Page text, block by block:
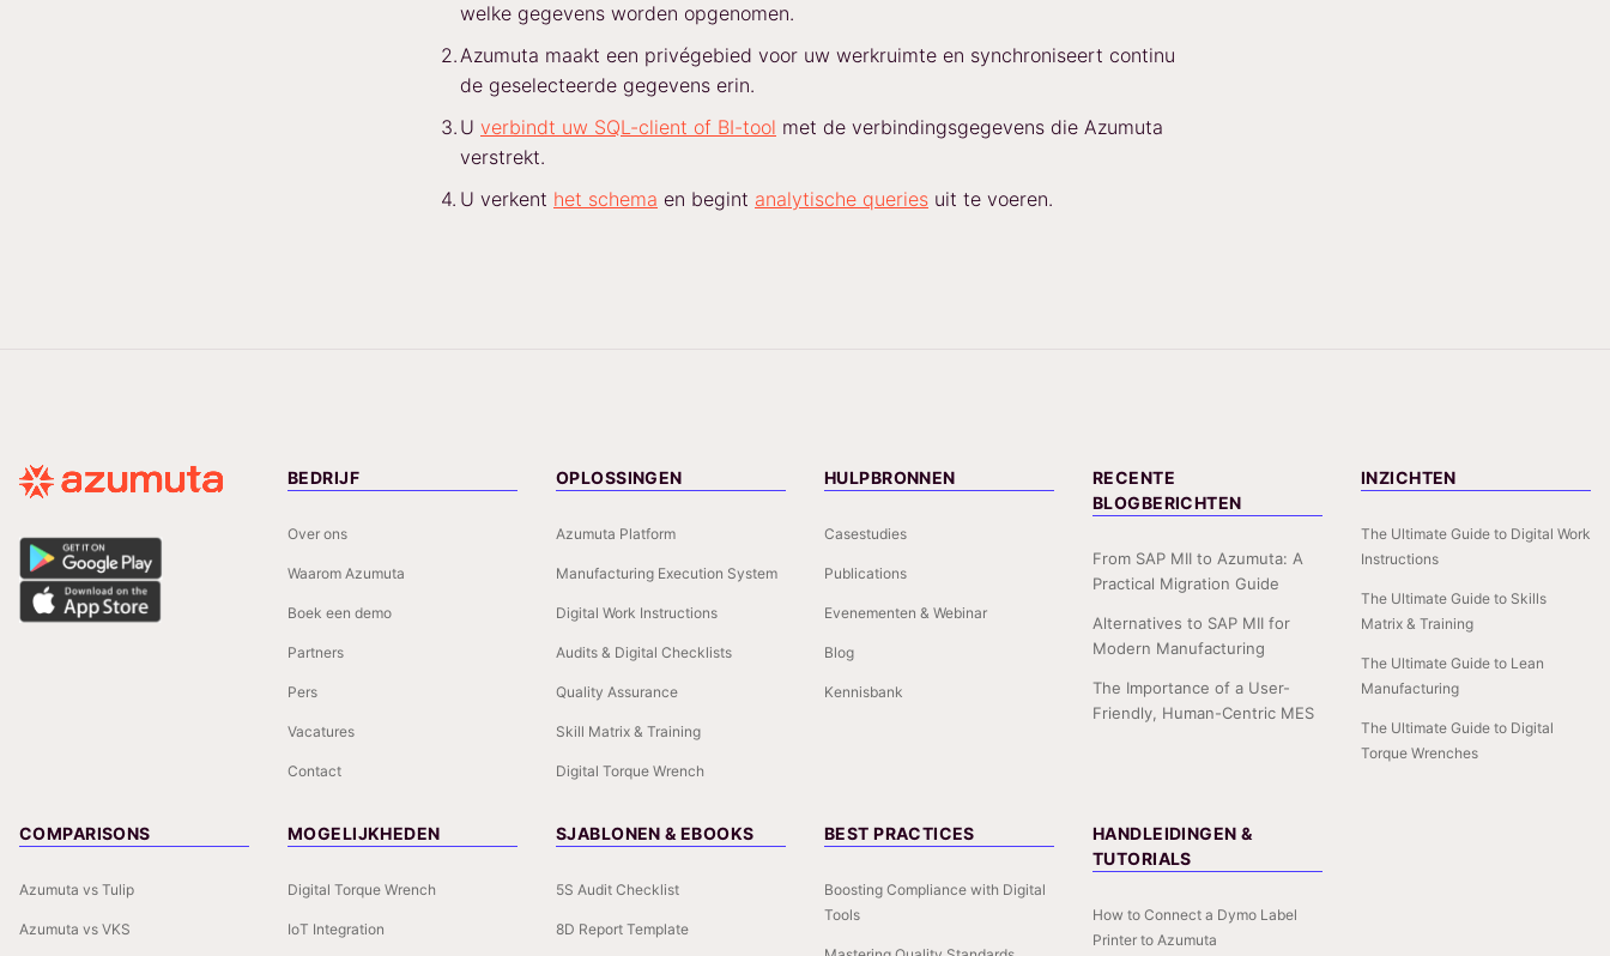
welke gegevens worden opgenomen.
Azumuta maakt een privégebied voor uw werkruimte en synchroniseert continu
de geselecteerde gegevens erin.
U verbindt uw SQL-client of BI-tool met de verbindingsgegevens die Azumuta
verstrekt.
U verkent het schema en begint analytische queries uit te voeren.
BEDRIJF
Over ons
Waarom Azumuta
Boek een demo
Partners
Pers
Vacatures
Contact
OPLOSSINGEN
Azumuta Platform
Manufacturing Execution System
Digital Work Instructions
Audits & Digital Checklists
Quality Assurance
Skill Matrix & Training
Digital Torque Wrench
HULPBRONNEN
Casestudies
Publications
Evenementen & Webinar
Blog
Kennisbank
RECENTE
BLOGBERICHTEN
From SAP MII to Azumuta: A
Practical Migration Guide
Alternatives to SAP MII for
Modern Manufacturing
The Importance of a User-
Friendly, Human-Centric MES
INZICHTEN
The Ultimate Guide to Digital Work
Instructions
The Ultimate Guide to Skills
Matrix & Training
The Ultimate Guide to Lean
Manufacturing
The Ultimate Guide to Digital
Torque Wrenches
COMPARISONS
Azumuta vs Tulip
Azumuta vs VKS
MOGELIJKHEDEN
Digital Torque Wrench
IoT Integration
SJABLONEN & EBOOKS
5S Audit Checklist
8D Report Template
BEST PRACTICES
Boosting Compliance with Digital
Tools
HANDLEIDINGEN &
TUTORIALS
How to Connect a Dymo Label
Printer to Azumuta